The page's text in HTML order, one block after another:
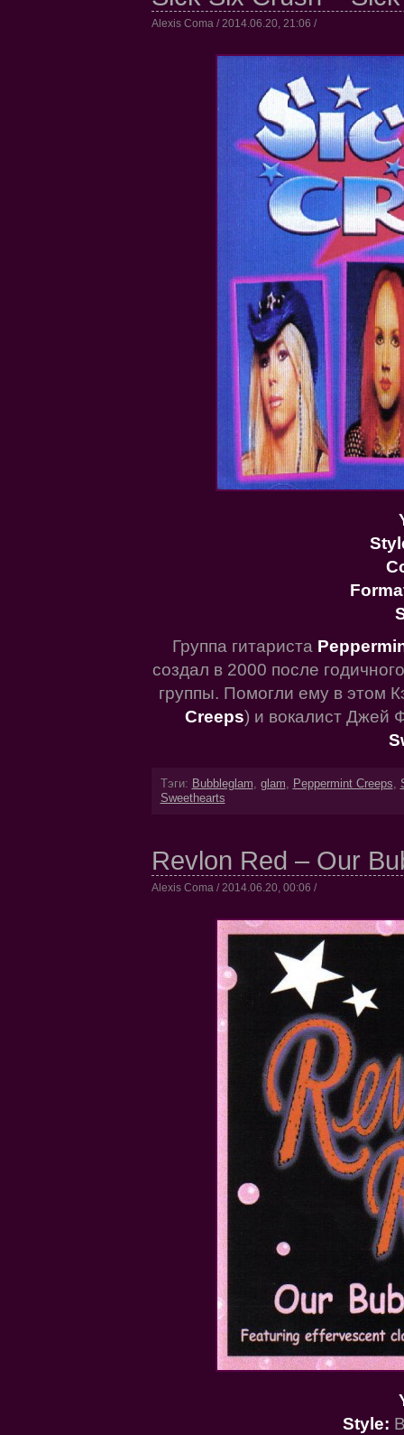
Alexis Coma / 2014.06.20, 21:06 /
Группа гитариста
создал в 2000 после
группы. Помогли ему в этом
Creeps) и вокалист Джей
Тэги: Bubbleglam, glam, Peppermint Creeps,
Sweethearts
Revlon Red – Our
Alexis Coma / 2014.06.20, 00:06 /
Style: